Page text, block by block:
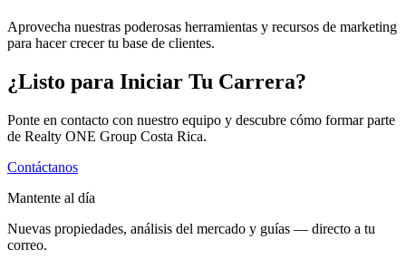
Aprovecha nuestras poderosas herramientas y recursos de marketing
para hacer crecer tu base de clientes.
¿Listo para Iniciar Tu Carrera?
Ponte en contacto con nuestro equipo y descubre cómo formar parte
de Realty ONE Group Costa Rica.
Contáctanos
Mantente al día
Nuevas propiedades, análisis del mercado y guías — directo a tu
correo.